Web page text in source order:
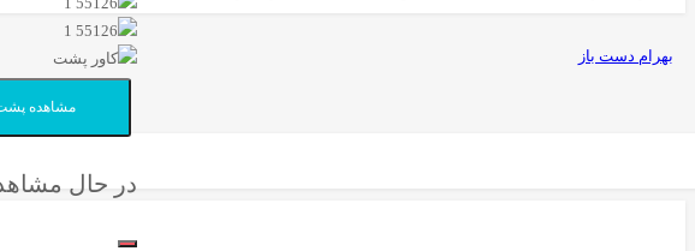
بهرام دست باز
مشاهده
در حال